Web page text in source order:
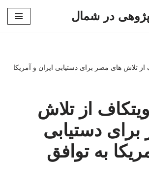
در شمال
از تلاش های مصر برای دستیابی ایران و آمریکا
از تلاش
دستیابی
به توافق